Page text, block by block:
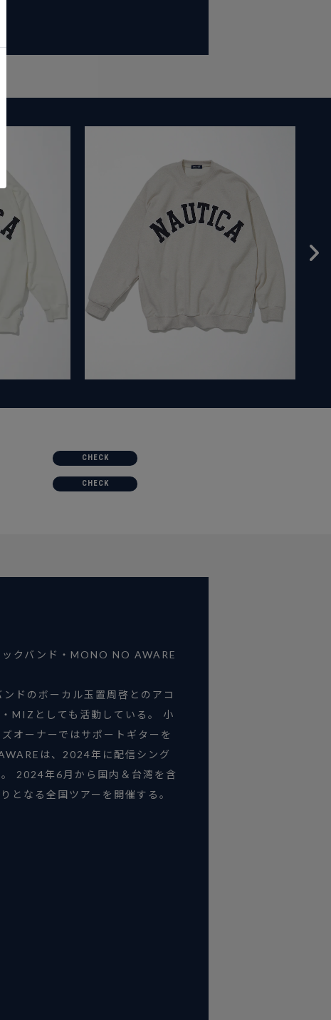
CHECK
CHECK
クバンド・MONO NO AWARE
ドのボーカル玉置周啓とのアコ
MIZとしても活動している。 小
オーナーではサポートギターを
は、2024年に配信シング
2024年6月から国内＆台湾を含
となる全国ツアーを開催する。